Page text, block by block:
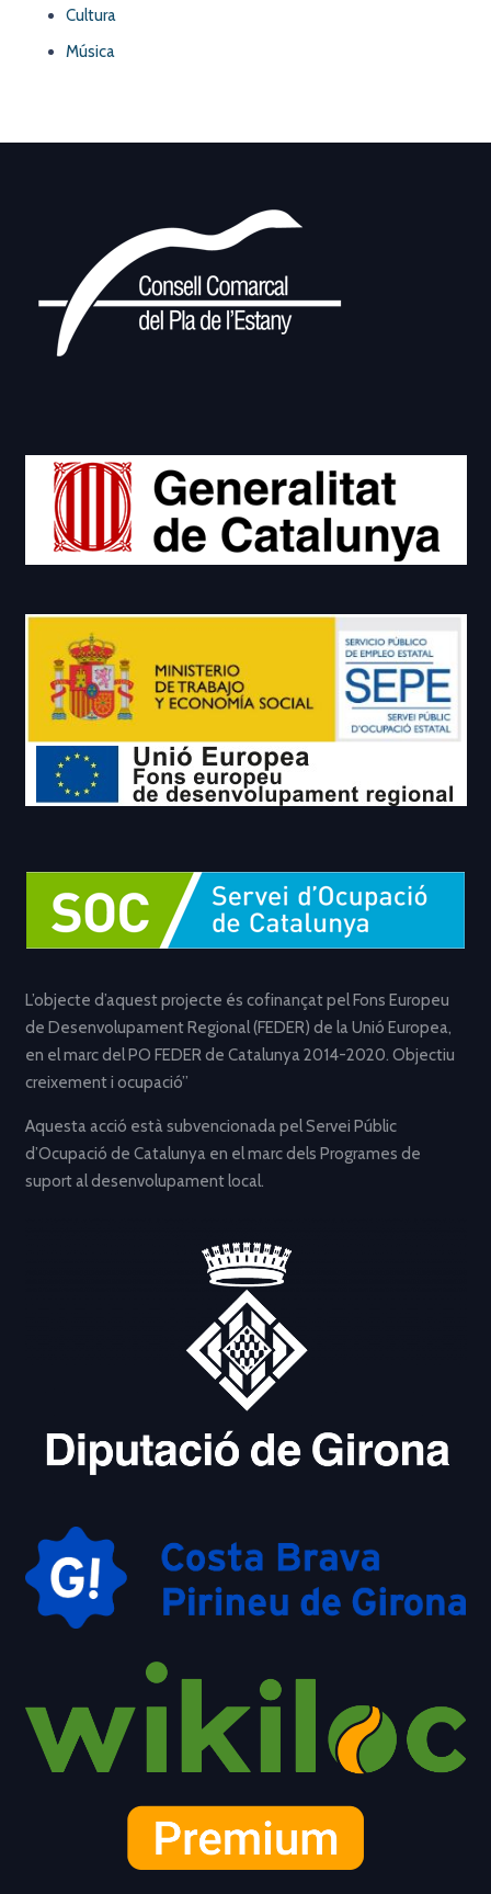
Cultura
Música
L’objecte d’aquest projecte és cofinançat pel Fons Europeu
de Desenvolupament Regional (FEDER) de la Unió Europea,
en el marc del PO FEDER de Catalunya 2014-2020. Objectiu
creixement i ocupació”
Aquesta acció està subvencionada pel Servei Públic
d’Ocupació de Catalunya en el marc dels Programes de
suport al desenvolupament local.